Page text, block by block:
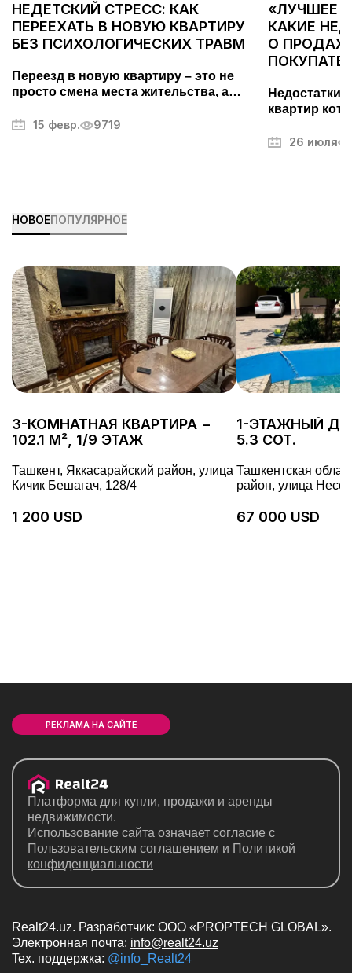
НЕДЕТСКИЙ СТРЕСС: КАК
ПЕРЕЕХАТЬ В НОВУЮ КВАРТИРУ
БЕЗ ПСИХОЛОГИЧЕСКИХ ТРАВМ
Переезд в новую квартиру – это не
просто смена места жительства, а
подготовки. Он может вызывать стресс
организовать переезд, избежать
ненужных волнений и быстрее
15 февр. 9719
«ЛУЧШЕЕ
КАКИЕ
О
Недостатки
квартир
26 июля
НОВОЕПОПУЛЯРНОЕ
3-КОМНАТНАЯ КВАРТИРА −
102.1 М², 1/9 ЭТАЖ
Ташкент, Яккасарайский район, улица
Кичик Бешагач, 128/4
1 200 USD
1-ЭТАЖНЫЙ
5.3 СОТ.
Ташкентская
район, улица Несс,
67 000 USD
РЕКЛАМА НА САЙТЕ
Платформа для купли, продажи и аренды
недвижимости.
Использование сайта означает согласие с
Пользовательским соглашением и Политикой
конфиденциальности
Realt24.uz. Разработчик: ООО «PROPTECH GLOBAL».
Электронная почта: info@realt24.uz
Teх. поддержка: @info_Realt24